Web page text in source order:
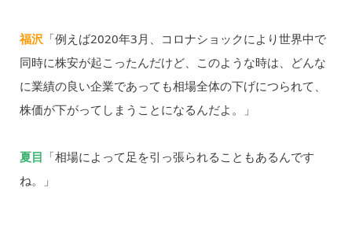
福沢 「例えば2020年3月、コロナショックにより世界中で
同時に株安が起こったんだけど、このような時は、どんな
に業績の良い企業であっても相場全体の下げにつられて、
株価が下がってしまうことになるんだよ。」
夏目 「相場によって足を引っ張られることもあるんです
ね。」